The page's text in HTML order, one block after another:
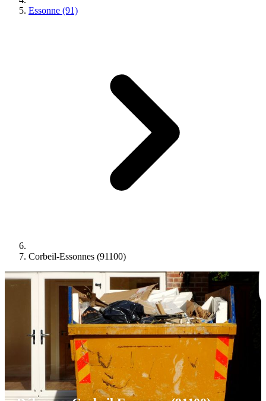
Essonne (91)
Corbeil-Essonnes (91100)